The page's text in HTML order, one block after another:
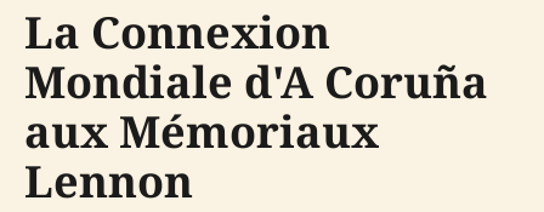
La Connexion
Mondiale d'A Coruña
aux Mémoriaux
Lennon